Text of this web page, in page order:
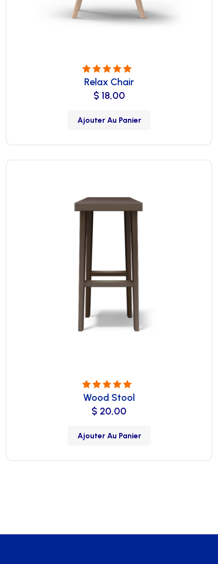
Note5.00sur
5
Relax Chair
$ 18,00
Ajouter Au Panier
Note5.00sur
5
Wood Stool
$ 20,00
Ajouter Au Panier